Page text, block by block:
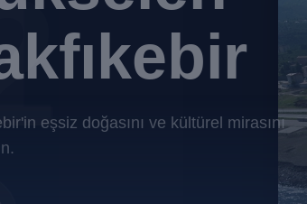
eşsiz doğasını ve kültürel mirasını